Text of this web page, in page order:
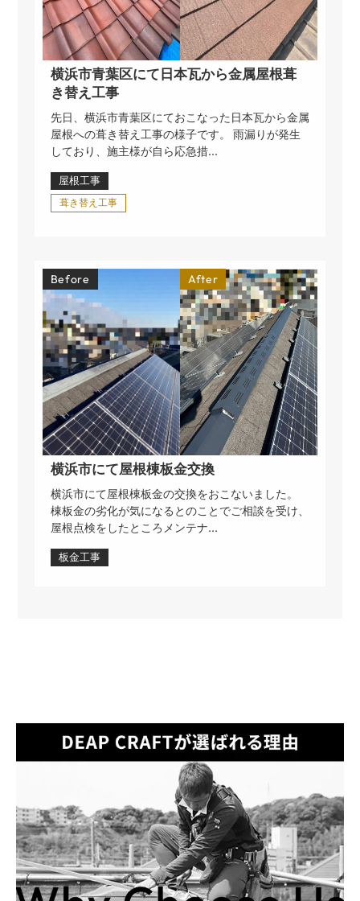
横浜市青葉区にて日本瓦から金属屋根葺
き替え工事
先日、横浜市青葉区にておこなった日本瓦から金属
屋根への葺き替え工事の様子です。 雨漏りが発生
しており、施主様が自ら応急措...
屋根工事
葺き替え工事
Before After
横浜市にて屋根棟板金交換
横浜市にて屋根棟板金の交換をおこないました。
棟板金の劣化が気になるとのことでご相談を受け、
屋根点検をしたところメンテナ...
板金工事